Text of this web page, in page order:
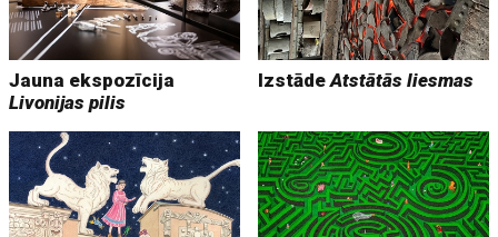
Jauna ekspozīcija
Livonijas pilis
IzstādeAtstātās liesmas